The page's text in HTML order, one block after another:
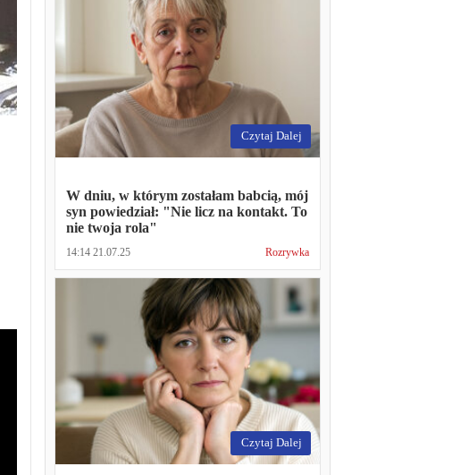
Czytaj Dalej
W dniu, w którym zostałam babcią, mój
syn powiedział: "Nie licz na kontakt. To
nie twoja rola"
14:14 21.07.25 Rozrywka
Czytaj Dalej